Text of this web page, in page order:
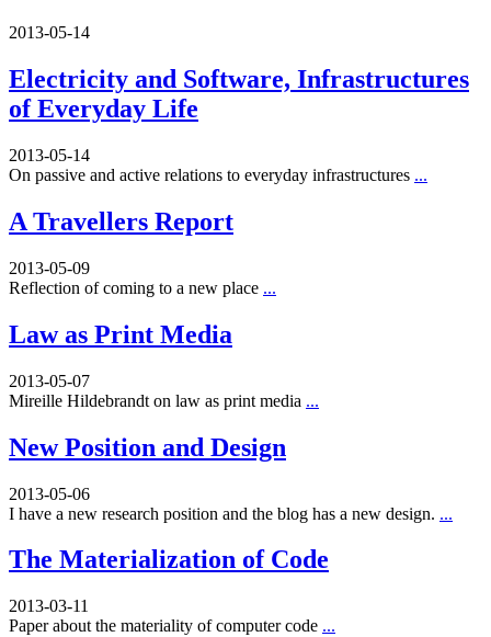
2013-05-14
Electricity and Software, Infrastructures
of Everyday Life
2013-05-14
On passive and active relations to everyday infrastructures ...
A Travellers Report
2013-05-09
Reflection of coming to a new place ...
Law as Print Media
2013-05-07
Mireille Hildebrandt on law as print media ...
New Position and Design
2013-05-06
I have a new research position and the blog has a new design. ...
The Materialization of Code
2013-03-11
Paper about the materiality of computer code ...